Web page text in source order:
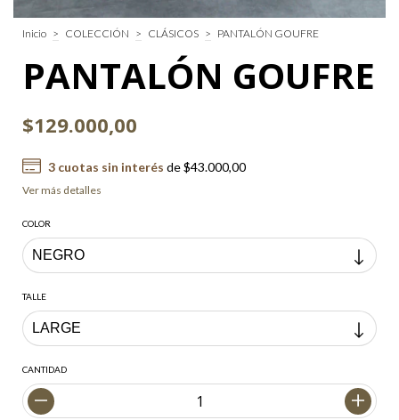
Inicio > COLECCIÓN > CLÁSICOS > PANTALÓN GOUFRE
PANTALÓN GOUFRE
$129.000,00
3cuotas sin interés de$43.000,00
Ver más detalles
COLOR
TALLE
CANTIDAD